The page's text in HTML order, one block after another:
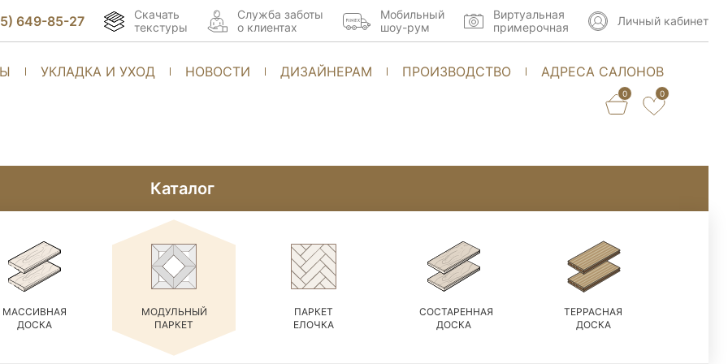
УКЛАДКА И УХОД НОВОСТИ ДИЗАЙНЕРАМ ПРОИЗВОДСТВО АДРЕСА САЛОНОВ
0 0
649-85-27
Скачать
текстуры
Cлужба заботы
о клиентах
Мобильный
шоу-рум
Виртуальная
примерочная
Личный кабинет
Каталог
МАССИВНАЯ
ДОСКА
МОДУЛЬНЫЙ
ПАРКЕТ
ПАРКЕТ
ЕЛОЧКА
СОСТАРЕННАЯ
ДОСКА
ТЕРРАСНАЯ
ДОСКА